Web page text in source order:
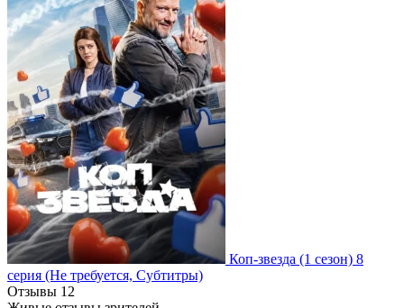
Коп-звезда (1 сезон) 8
серия (Не требуется, Субтитры)
Отзывы 12